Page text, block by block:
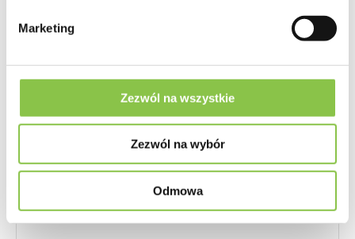
Marketing
Zezwól na wszystkie
Zezwól na wybór
Odmowa
Producent
Silent Seeds (Dinafem)
Purple Punch x Grape Soda